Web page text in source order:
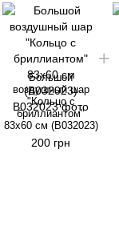
Большой
воздушный шар
"Кольцо с
бриллиантом"
83x60 см (B032023)
200 грн